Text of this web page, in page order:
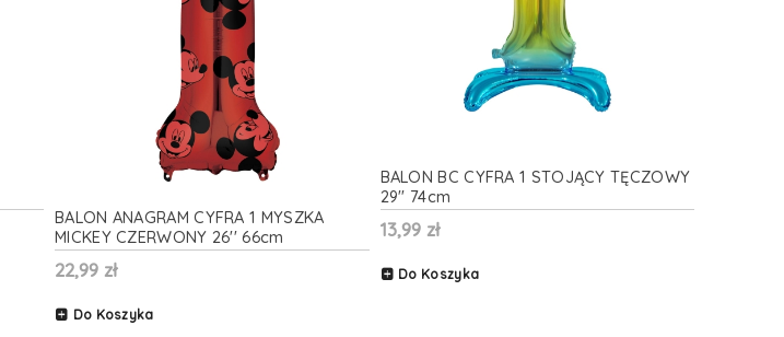
BALON ANAGRAM CYFRA 1 MYSZKA
MICKEY CZERWONY 26'' 66cm
22,99 zł
Do Koszyka
BALON BC CYFRA 1 STOJĄCY TĘCZOWY
29'' 74cm
13,99 zł
Do Koszyka